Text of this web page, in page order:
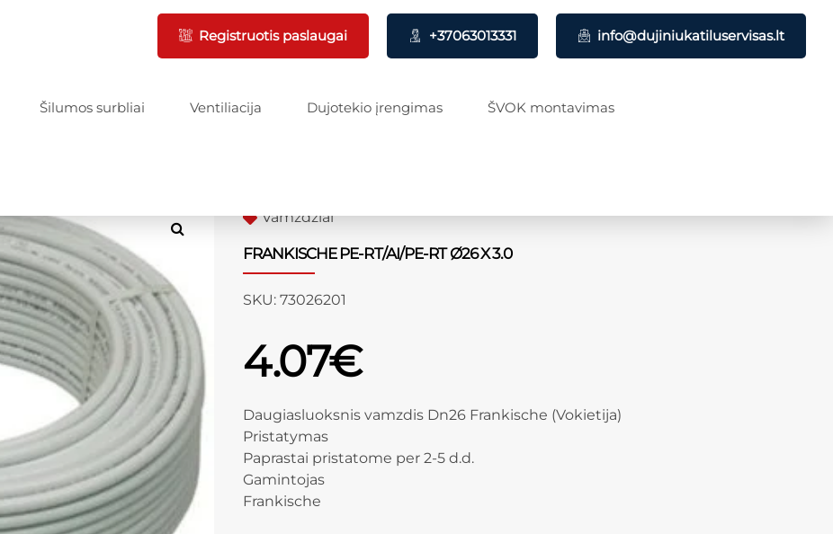
Registruotis paslaugai +37063013331 info@dujiniukatiluservisas.lt
Šilumos surbliai Ventiliacija Dujotekio įrengimas ŠVOK montavimas
Vamzdžiai
FRANKISCHE PE-RT/AI/PE-RT Ø26 X 3.0
SKU: 73026201
4.07€
Daugiasluoksnis vamzdis Dn26 Frankische (Vokietija)
Pristatymas
Paprastai pristatome per 2-5 d.d.
Gamintojas
Frankische